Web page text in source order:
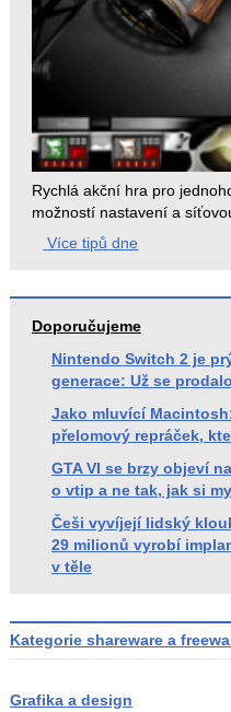
Rychlá akční hra pro
možností nastavení a
Více tipů dne
Doporučujeme
Nintendo Switch 2 je
generace: Už se
Jako mluvící
přelomový repráček,
GTA VI se brzy objeví
o vtip a ne tak, jak si
Češi vyvíjejí lidský
29 milionů vyrobí
v těle
Kategorie shareware a
Grafika a design